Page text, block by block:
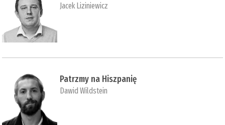
Jacek Liziniewicz
Patrzmy na Hiszpanię
Dawid Wildstein